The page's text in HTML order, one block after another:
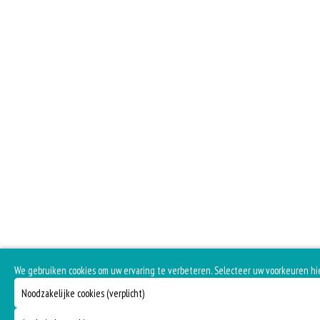
We gebruiken cookies om uw ervaring te verbeteren. Selecteer uw voorkeuren
Noodzakelijke cookies (verplicht)